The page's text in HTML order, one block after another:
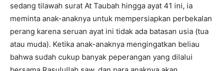
sedang tilawah surat At Taubah hingga ayat 41 ini, ia
meminta anak-anaknya untuk mempersiapkan perbekalan
perang karena seruan ayat ini tidak ada batasan usia (tua
atau muda). Ketika anak-anaknya mengingatkan beliau
bahwa sudah cukup banyak peperangan yang dilalui